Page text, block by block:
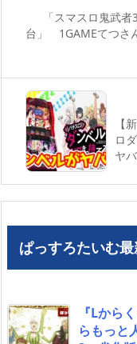
「スマスロ鬼武
台」 1GAMEてつさ
【
ロ
ヤ
ぱっすろたいむ
『Lから
らもっと